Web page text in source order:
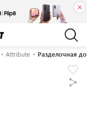
Attribute Разделочная